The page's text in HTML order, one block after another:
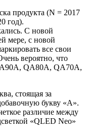
продукта (N = 2017
год).
С новой
мере, с новой
все свои
вероятно, что
QA80A, QA70A,
стоящая за
букву «A».
различие между
«QLED Neo»